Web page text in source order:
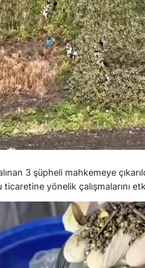
İzmir
Kars
Kastamonu
Kayseri
Kırklareli
Kırşehir
Kocaeli
Kütahya
Malatya
Manisa
Kahramanmaraş
Mardin
3 şüpheli mahkemeye
ticaretine yönelik çalışmalarını